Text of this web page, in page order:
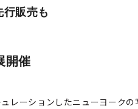
行販売も
開催
レーションしたニューヨーク